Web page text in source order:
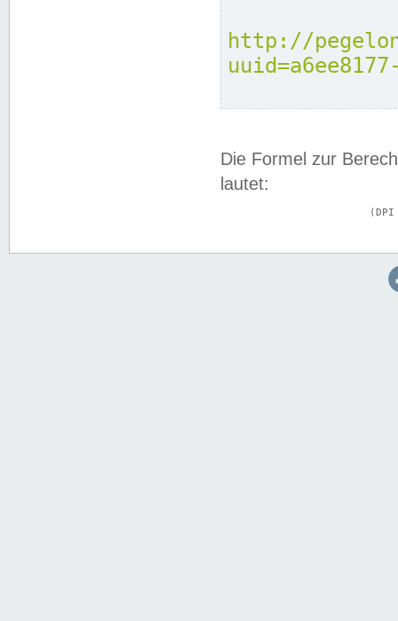
http://
Die Formel zur
lautet: